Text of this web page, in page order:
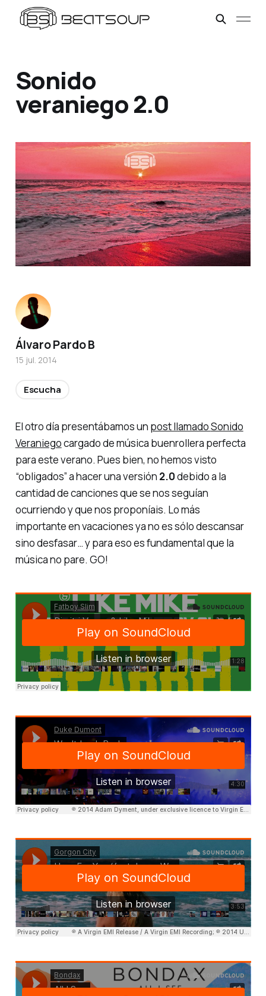
Sonido
veraniego 2.0
El otro día presentábamos un post llamadoSonido
Veraniegocargado de música buenrollera perfecta
para este verano. Pues bien, no hemos visto
“obligados” a hacer una versión 2.0debido a la
cantidad de canciones que se nos seguían
ocurriendo y que nos proponíais. Lo más
importante en vacaciones ya no es sólo descansar
sino desfasar… y para eso es fundamental que la
música no pare. GO!
Álvaro Pardo B
15 jul. 2014
Escucha